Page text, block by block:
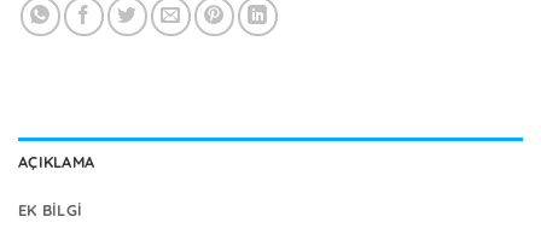
AÇIKLAMA
EK BILGI